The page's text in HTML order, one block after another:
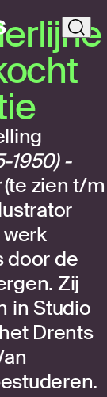
1950) -
(te zien t/m
door de
Zij
in Studio
Drents